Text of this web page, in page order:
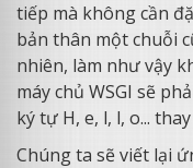
tiếp mà không cần
bản thân một chuỗi
nhiên, làm như vậy
máy chủ WSGI sẽ
ký tự H, e, l, l, o...
Chúng ta sẽ viết lại